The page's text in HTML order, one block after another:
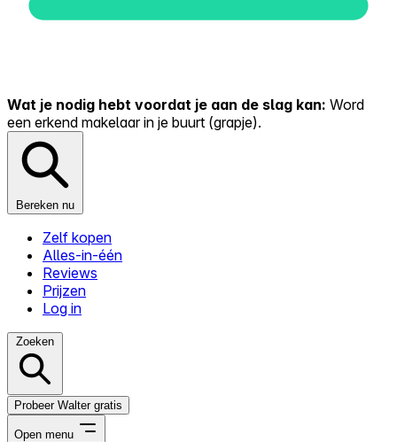
Wat je nodig hebt voordat je aan de slag kan: Word
een erkend makelaar in je buurt (grapje).
Bereken nu
Zelf kopen
Alles-in-één
Reviews
Prijzen
Log in
Zoeken
Probeer Walter gratis
Open menu